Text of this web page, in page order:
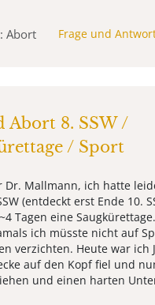
Abort Frage und
Abort 8. SSW /
/ Sport
Dr. Mallmann, ich hatte
(entdeckt erst Ende 10.
Tagen eine
ich müsste nicht auf
verzichten. Heute war ich
auf den Kopf fiel und
und einen harten